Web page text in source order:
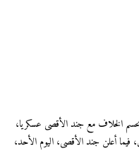
الخلاف مع جند الأقصى عسكريا،
أعلن جند الأقصى، اليوم الأحد،